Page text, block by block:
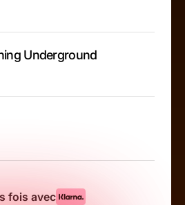
Underground
fois avec